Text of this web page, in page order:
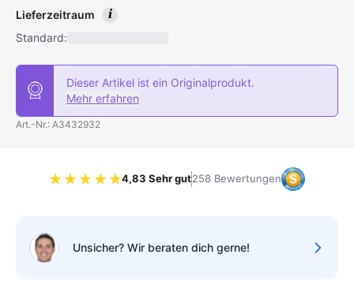
Lieferzeitraum
i
Standard:
Dieser Artikel ist ein Originalprodukt.
Mehr erfahren
Art.-Nr.: A3432932
Bewertung 4.83 von 5 Sternen
4,83 Sehr gut258 Bewertungen
Unsicher? Wir beraten dich gerne!